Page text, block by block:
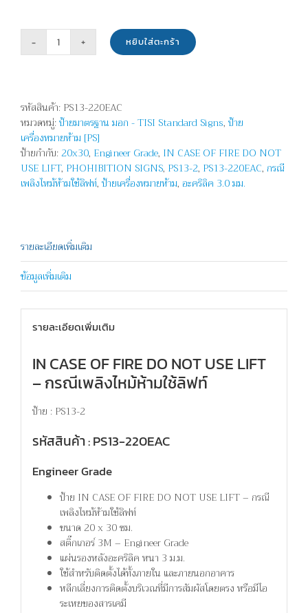
จำนวน
ห้าม
ใช้
ลิฟท์-
IN
CASE
OF
USE
LIFT
ชิ้น
หยิบใส่ตะกร้า
รหัสสินค้า: PS13-220EAC
หมวดหมู่:ป้ายมาตรฐาน มอก - TISI Standard Signs, ป้าย
เครื่องหมายห้าม [PS]
ป้ายกำกับ:20x30, Engineer Grade, IN CASE OF FIRE DO NOT
USE LIFT, PHOHIBITION SIGNS, PS13-2, PS13-220EAC, กรณี
เพลิงไหม้ห้ามใช้ลิฟท์, ป้ายเครื่องหมายห้าม, อะคริลิค 3.0 มม.
รายละเอียดเพิ่มเติม
ข้อมูลเพิ่มเติม
รายละเอียดเพิ่มเติม
IN CASE OF FIRE DO NOT USE LIFT
– กรณีเพลิงไหม้ห้ามใช้ลิฟท์
ป้าย : PS13-2
รหัสสินค้า : PS13-220EAC
Engineer Grade
ป้าย IN CASE OF FIRE DO NOT USE LIFT – กรณี
เพลิงไหม้ห้ามใช้ลิฟท์
ขนาด 20 x 30 ซม.
สติ๊กเกอร์ 3M – Engineer Grade
แผ่นรองหลังอะคริลิค หนา 3 ม.ม.
ใช้สำหรับติดตั้งได้ทั้งภายใน และภายนอกอาคาร
หลีกเลี่ยงการติดตั้งบริเวณที่มีการสัมผัสโดยตรง หรือมีไอ
ระเหยของสารเคมี